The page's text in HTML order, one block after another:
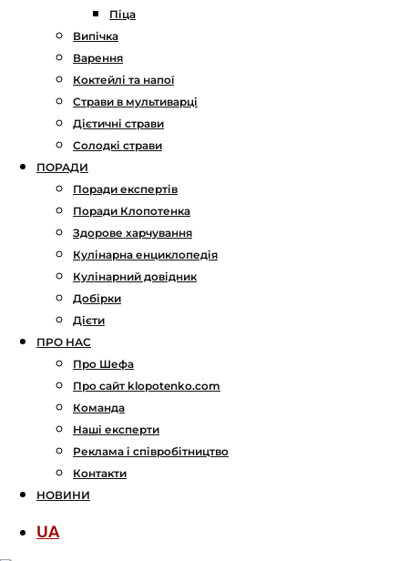
Піца
Випічка
Варення
Коктейлі та напої
Страви в мультиварці
Дієтичні страви
Солодкі страви
ПОРАДИ
Поради експертів
Поради Клопотенка
Здорове харчування
Кулінарна енциклопедія
Кулінарний довідник
Добірки
Дієти
ПРО НАС
Про Шефа
Про сайт klopotenko.com
Команда
Наші експерти
Реклама і співробітництво
Контакти
НОВИНИ
UA